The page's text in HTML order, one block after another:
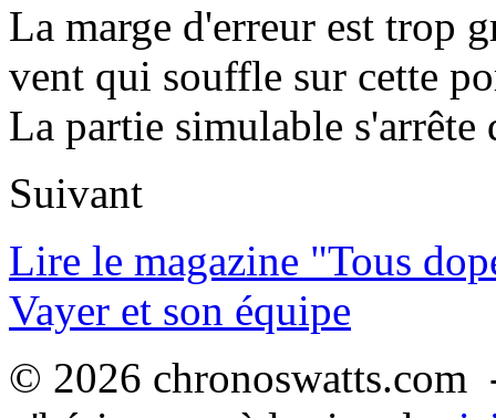
La marge d'erreur est trop
vent qui souffle sur cette
La partie simulable s'arrête
Suivant
Lire le magazine "Tous
Vayer et son équipe
© 2026